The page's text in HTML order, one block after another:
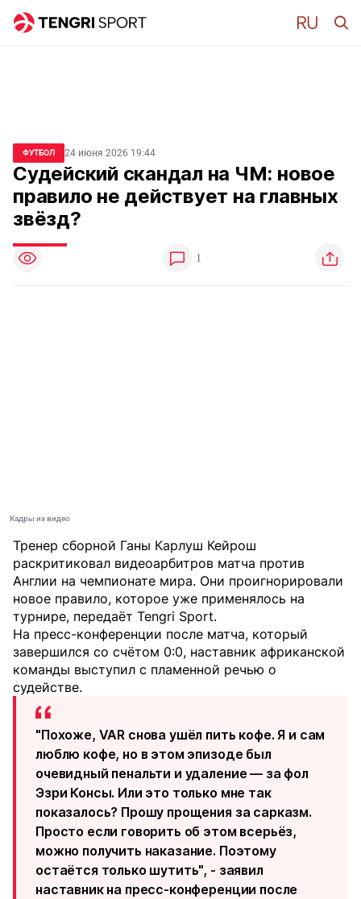
ФУТБОЛ 24 июня 2026 19:44
Судейский скандал на ЧМ: новое
правило не действует на главных
звёзд?
1
Кадры из видео
Тренер сборной Ганы Карлуш Кейрош
раскритиковал видеоарбитров матча против
Англии на чемпионате мира. Они проигнорировали
новое правило, которое уже применялось на
турнире, передаёт Tengri Sport.
На пресс-конференции после матча, который
завершился со счётом 0:0, наставник африканской
команды выступил с пламенной речью о
судействе.
"Похоже, VAR снова ушёл пить кофе. Я и сам
люблю кофе, но в этом эпизоде был
очевидный пенальти и удаление — за фол
Эзри Консы. Или это только мне так
показалось? Прошу прощения за сарказм.
Просто если говорить об этом всерьёз,
можно получить наказание. Поэтому
остаётся только шутить", - заявил
наставник на пресс-конференции после